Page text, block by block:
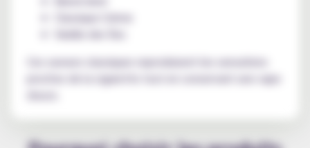
Classique Crème
Ces saveurs classiques reproduisent les sensations
proches de la cigarette tout en conservant une vape